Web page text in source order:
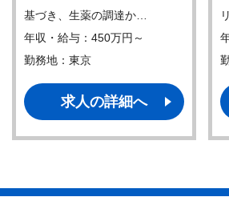
基づき、生薬の調達か…
年収・給与：450万円～
勤務地：東京
求人の詳細へ